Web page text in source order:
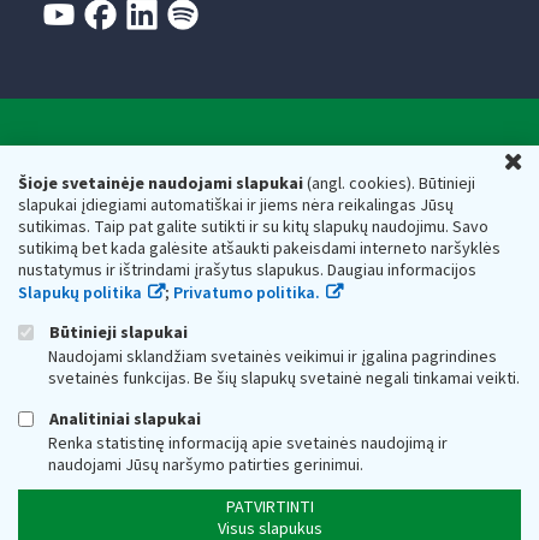
Šioje svetainėje naudojami slapukai(angl. cookies). Būtinieji
slapukai įdiegiami automatiškai ir jiems nėra reikalingas Jūsų
sutikimas. Taip pat galite sutikti ir su kitų slapukų naudojimu. Savo
sutikimą bet kada galėsite atšaukti pakeisdami interneto naršyklės
nustatymus ir ištrindami įrašytus slapukus. Daugiau informacijos
Slapukų politika
; Privatumo politika.
Būtinieji slapukai
Naudojami sklandžiam svetainės veikimui ir įgalina pagrindines
svetainės funkcijas. Be šių slapukų svetainė negali tinkamai veikti.
Analitiniai slapukai
Renka statistinę informaciją apie svetainės naudojimą ir
naudojami Jūsų naršymo patirties gerinimui.
PATVIRTINTI
Visus slapukus
Respublikos finansų ministerijos
Biudžetinė įstaiga. Juridinio asmens kodas — 188659752,
adresas: Vasario 16-osios g. 14, 01107 Vilnius, Lietuva, el.paštas:
vmi@vmi.lt, E. pristatymo dėžutės adresas 188659752
Duomenys apie Valstybinę mokesčių inspekciją prie Lietuvos
Respublikos finansų ministerijos kaupiami ir saugomi Juridinių